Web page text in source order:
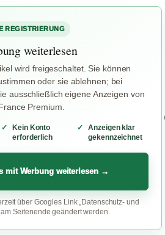
REGISTRIERUNG
weiterlesen
wird freigeschaltet. Sie können
oder sie ablehnen; bei
ausschließlich eigene Anzeigen von
Premium.
Kein Konto
erforderlich
Anzeigen klar
gekennzeichnet
mit Werbung weiterlesen →
über Googles Link „Datenschutz- und
Seitenende geändert werden.